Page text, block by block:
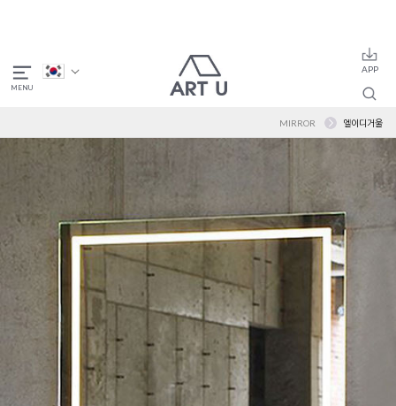
MIRROR 엘이디거울